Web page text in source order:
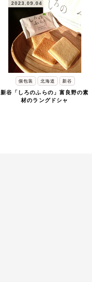
2023.09.04
個包装 北海道 新谷
新谷「しろのふらの」富良野の素
材のラングドシャ